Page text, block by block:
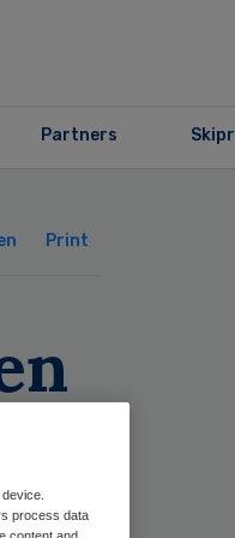
Partners Skipr
Print
process data